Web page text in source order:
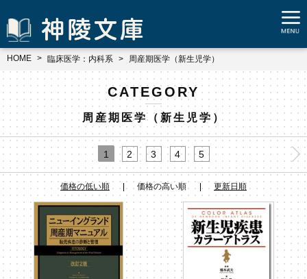
HOME 臨床医学：内科系 周産期医学（新生児学）
CATEGORY
周産期医学（新生児学）
1 2 3 4 5
価格の低い順 価格の高い順 更新日順